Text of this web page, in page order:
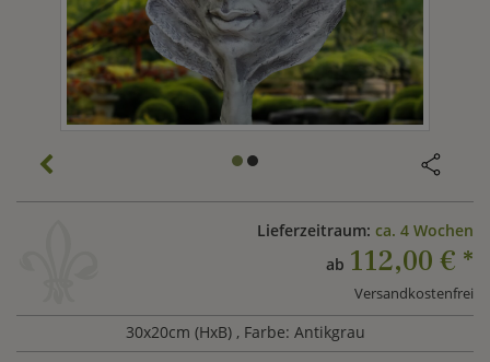
Lieferzeitraum: ca. 4 Wochen
ab 112,00 € *
Versandkostenfrei
30x20cm (HxB) , Farbe: Antikgrau